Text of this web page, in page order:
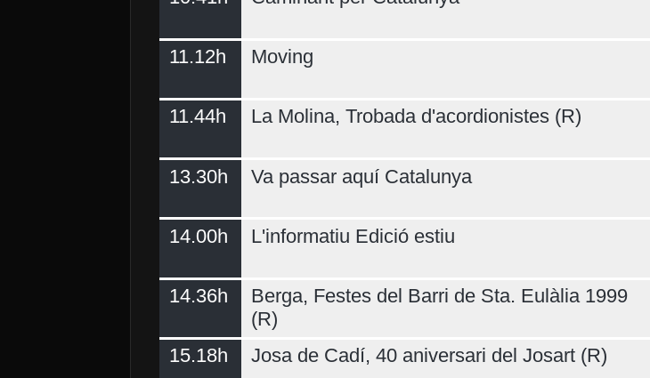
11.12h Moving
11.44h La Molina, Trobada d'acordionistes (R)
13.30h Va passar aquí Catalunya
14.00h L'informatiu Edició estiu
14.36h
Berga, Festes del Barri de Sta. Eulàlia 1999
(R)
15.18h Josa de Cadí, 40 aniversari del Josart (R)